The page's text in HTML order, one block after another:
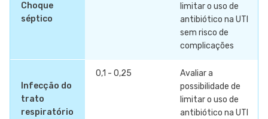
Choque
séptico
limitar o uso de
antibiótico na UTI
sem risco de
complicações
Infecção do
trato
respiratório
0,1 - 0,25
Avaliar a
possibilidade de
limitar o uso de
antibiótico na UTI